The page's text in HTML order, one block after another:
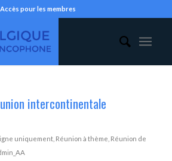
Accès pour les membres
intercontinentale
uniquement, Réunion à thème Réunion de